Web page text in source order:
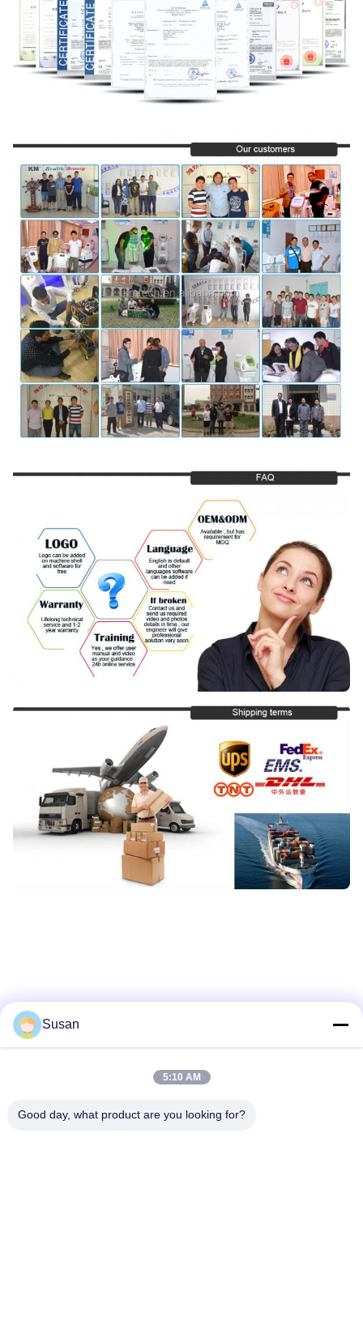
Q Switch Yag Máy cắt xăm bằng laser
Susan
5:10 AM
Good day, what product are you looking for?